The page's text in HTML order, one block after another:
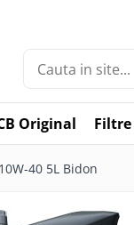
Original Filtre
40 5L Bidon